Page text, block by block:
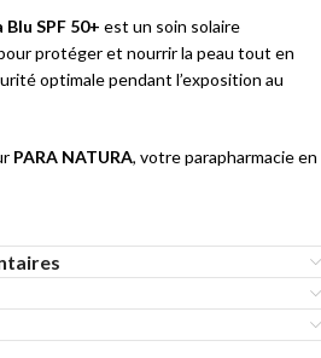
SPF 50+ est un soin solaire
protéger et nourrir la peau tout en
optimale pendant l’exposition au
PARA NATURA, votre parapharmacie en